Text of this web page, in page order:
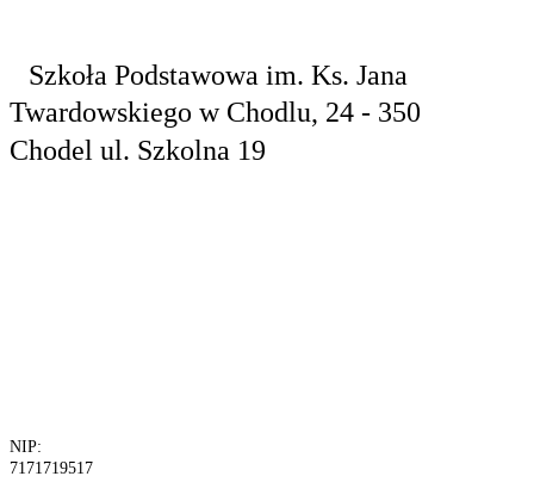
Szkoła Podstawowa im. Ks. Jana
Twardowskiego w Chodlu, 24 - 350
Chodel ul. Szkolna 19
NIP:
7171719517